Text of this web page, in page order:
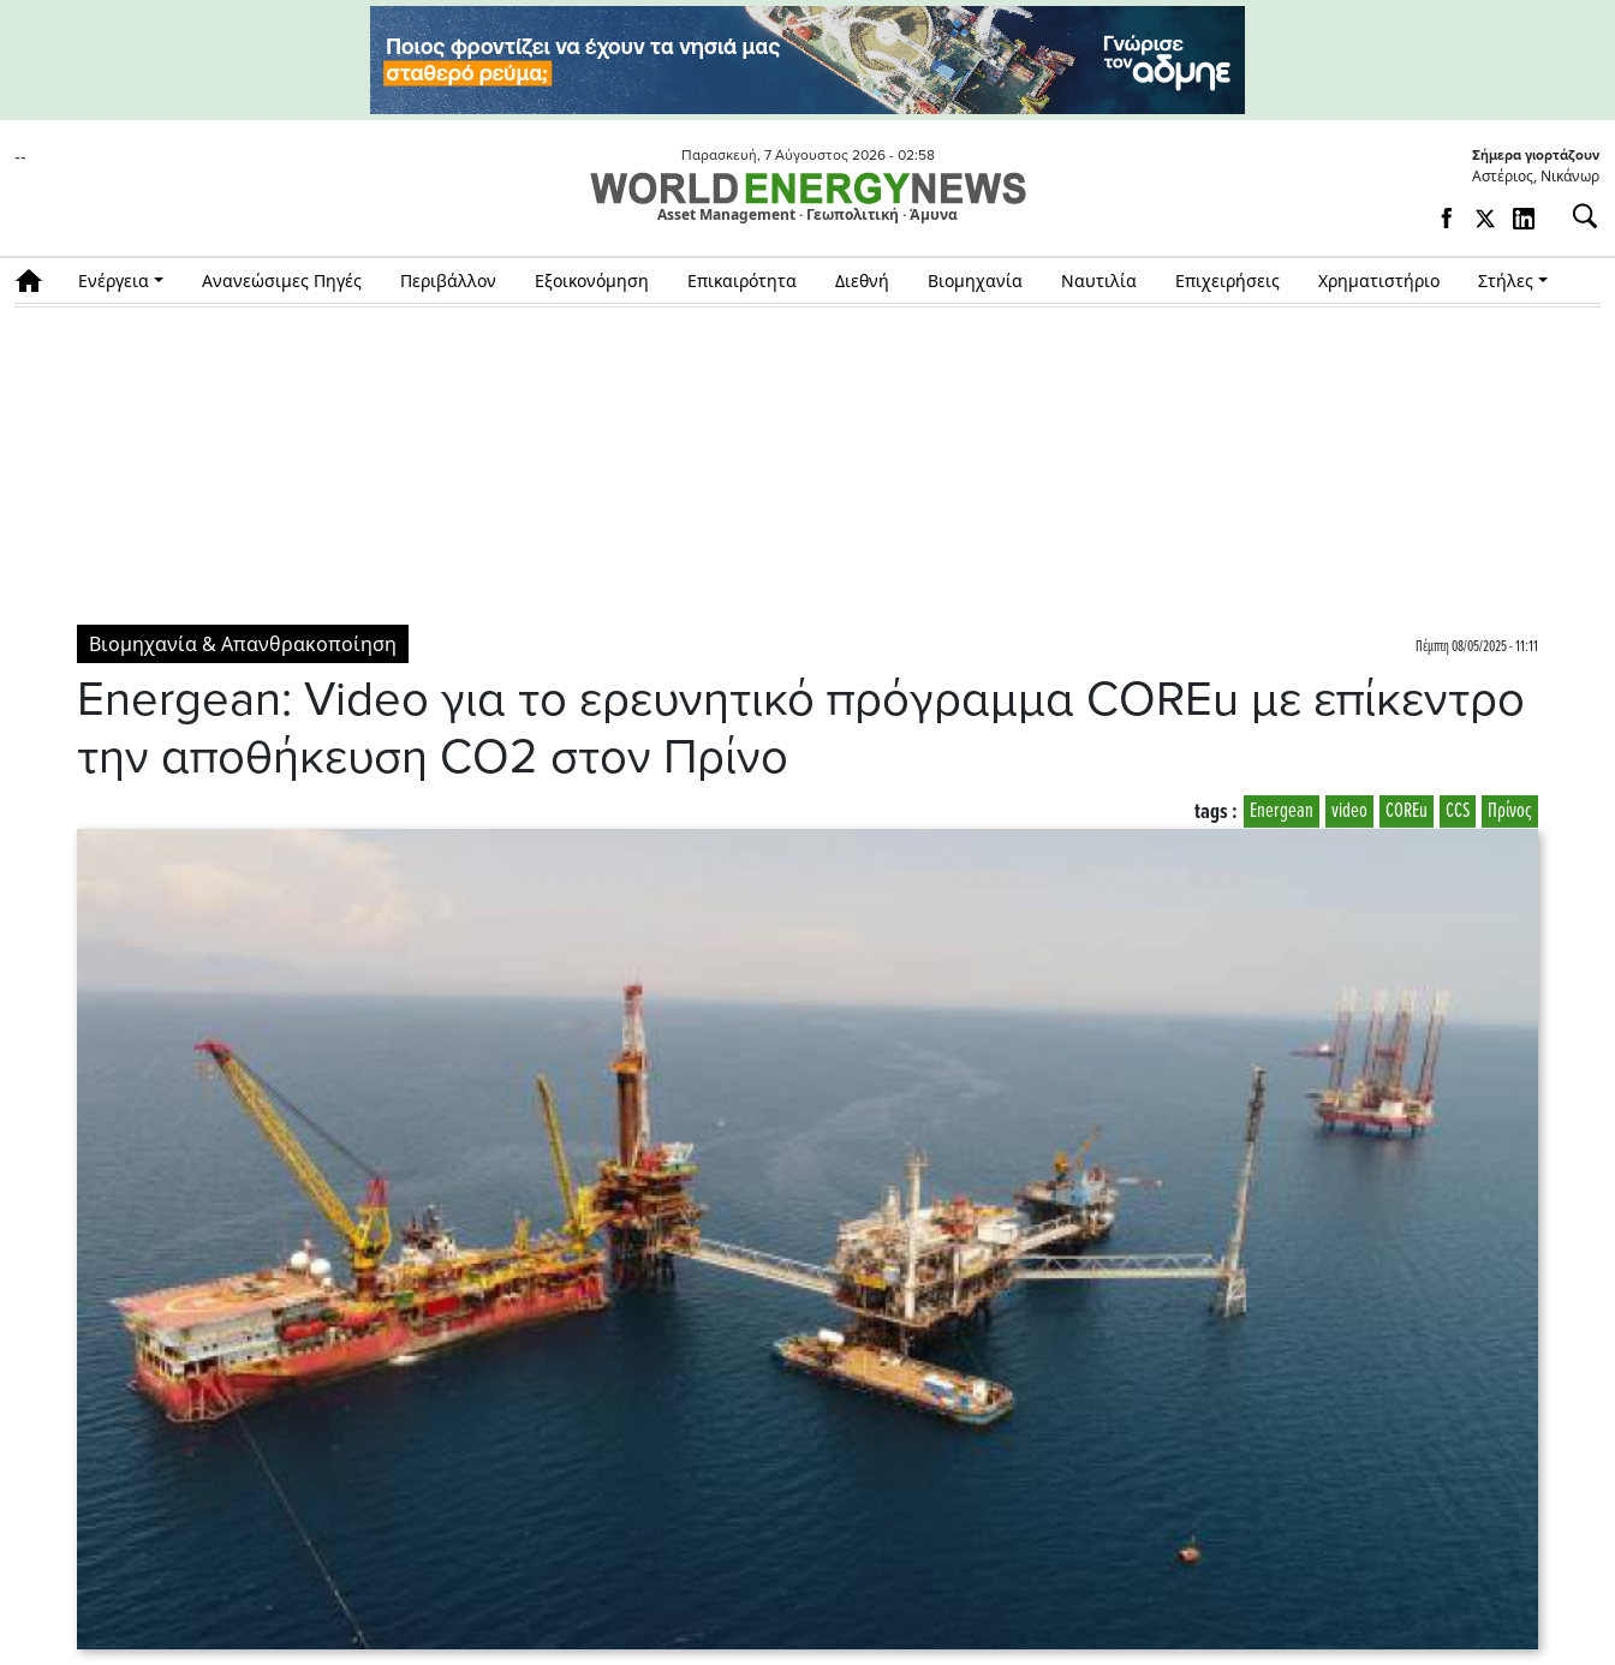
-- Παρασκευή, 7 Αύγουστος 2026 - 02:58
Asset Management · Γεωπολιτική · Άμυνα
Σήμερα γιορτάζουν
Αστέριος, Νικάνωρ
Ενέργεια Ανανεώσιμες Πηγές Περιβάλλον Εξοικονόμηση Επικαιρότητα Διεθνή Βιομηχανία Ναυτιλία Επιχειρήσεις Χρηματιστήριο Στήλες
Βιομηχανία & Απανθρακοποίηση Πέμπτη 08/05/2025 - 11:11
Energean: Video για το ερευνητικό πρόγραμμα COREu με επίκεντρο
την αποθήκευση CO2 στον Πρίνο
Πρίνος
CCS
COREu
video
Energean
tags :